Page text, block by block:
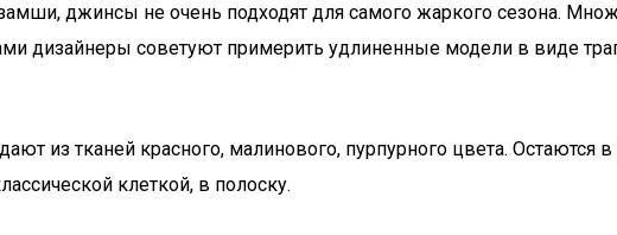
джинсы не очень подходят для самого жаркого сезона.
советуют примерить удлиненные модели в виде
из тканей красного, малинового, пурпурного цвета.
клеткой, в полоску.